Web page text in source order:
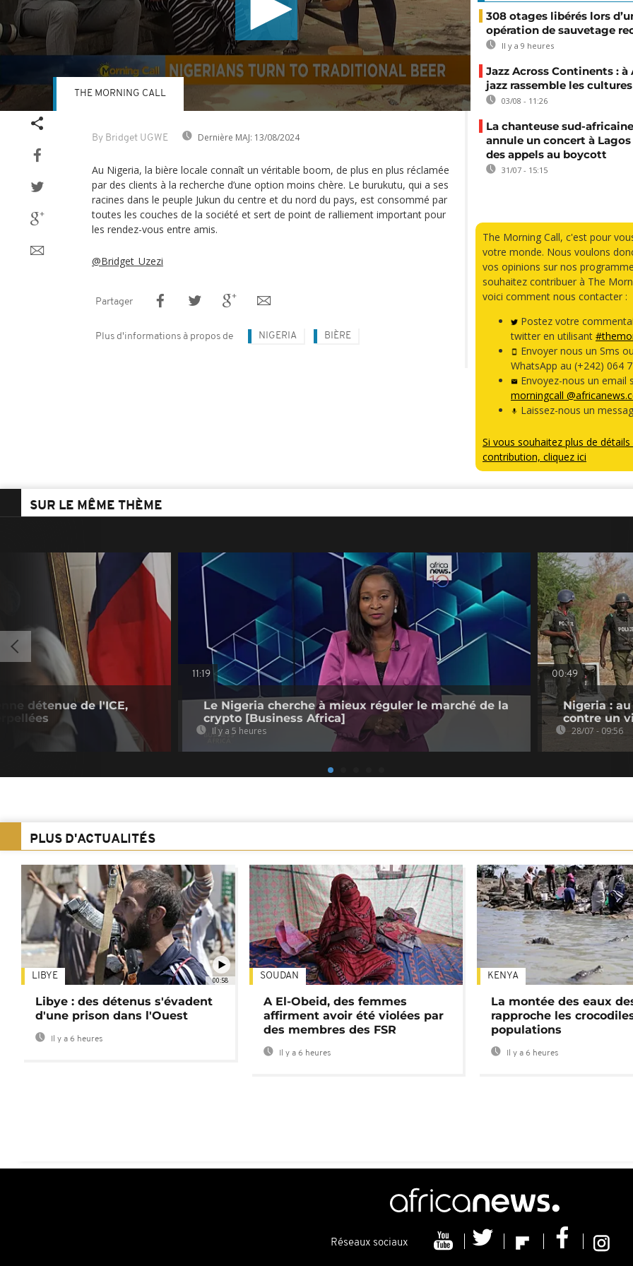
By Bridget UGWE Dernière MAJ: 13/08/2024
THE MORNING CALL
Au Nigeria, la bière locale connaît un véritable boom, de plus en plus réclamée
par des clients à la recherche d’une option moins chère. Le burukutu, qui a ses
racines dans le peuple Jukun du centre et du nord du pays, est consommé par
toutes les couches de la société et sert de point de ralliement important pour
les rendez-vous entre amis.
@Bridget_Uzezi
Partager
Plus d'informations à propos de NIGERIA BIÈRE
308 otages libérés lors
opération de sauvetage
Il y a 9 heures
Jazz Across Continents : à
jazz rassemble les cultures
03/08 - 11:26
La chanteuse sud-
annule un concert à Lagos
des appels au boycott
31/07 - 15:15
The Morning Call, c'est pour
votre monde. Nous voulons
vos opinions sur nos
souhaitez contribuer à The
voici comment nous contacter :
Postez votre
twitter en utilisant
Envoyer nous un Sms ou
WhatsApp au (+242) 064
Envoyez-nous un email
morningcall
Laissez-nous un
Si vous souhaitez plus de détails
contribution, cliquez ici
SUR LE MÊME THÈME
détenue de l'ICE,
11:19
Le Nigeria cherche à mieux réguler le marché de la
crypto [Business Africa]
Il y a 5 heures
00:49
Nigeria :
contre un
28/07 - 09:56
PLUS D'ACTUALITÉS
00:58
LIBYE
Libye : des détenus s'évadent
d'une prison dans l'Ouest
Il y a 6 heures
SOUDAN
A El-Obeid, des femmes
affirment avoir été violées par
des membres des FSR
Il y a 6 heures
KENYA
La montée des eaux
rapproche les
populations
Il y a 6 heures
Réseaux sociaux